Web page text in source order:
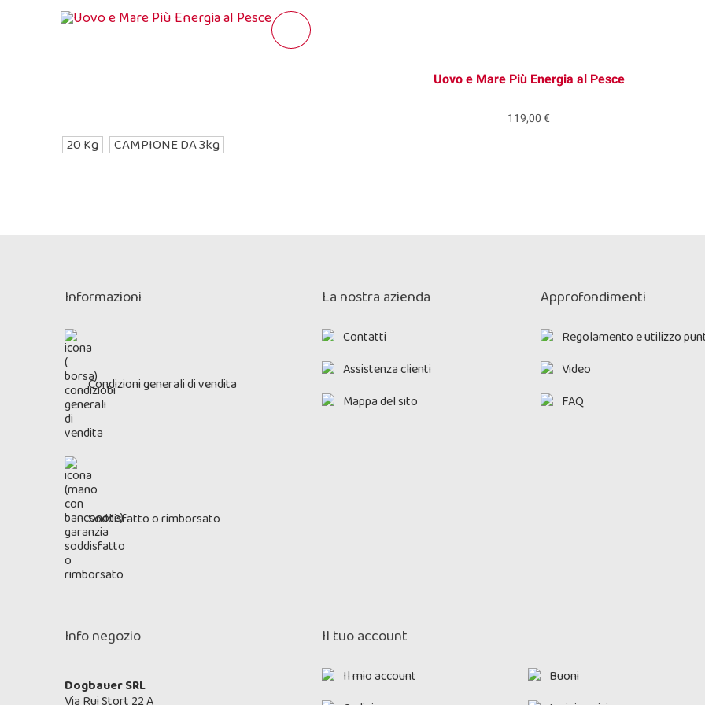
Uovo e Mare Più Energia al Pesce
119,00 €
20 Kg CAMPIONE DA 3kg
Informazioni
Condizioni generali di vendita
Soddisfatto o rimborsato
La nostra azienda
Contatti
Assistenza clienti
Mappa del sito
Approfondimenti
Regolamento e utilizzo
Video
FAQ
Info negozio
Dogbauer SRL
Il tuo account
Il mio account
Buoni